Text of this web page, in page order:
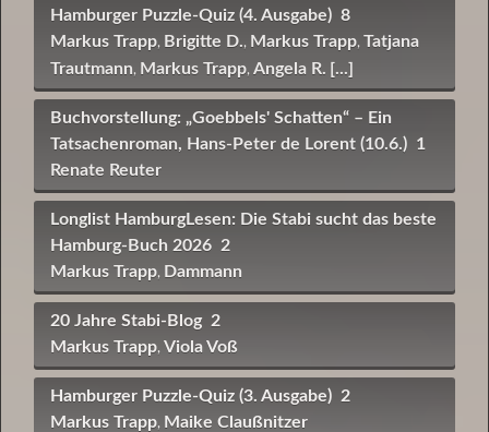
Hamburger Puzzle-Quiz (4. Ausgabe) 8
Markus Trapp, Brigitte D., Markus Trapp, Tatjana
Trautmann, Markus Trapp, Angela R. [...]
Buchvorstellung: „Goebbels' Schatten“ – Ein
Tatsachenroman, Hans-Peter de Lorent (10.6.) 1
Renate Reuter
Longlist HamburgLesen: Die Stabi sucht das beste
Hamburg-Buch 2026 2
Markus Trapp, Dammann
20 Jahre Stabi-Blog 2
Markus Trapp, Viola Voß
Hamburger Puzzle-Quiz (3. Ausgabe) 2
Markus Trapp, Maike Claußnitzer